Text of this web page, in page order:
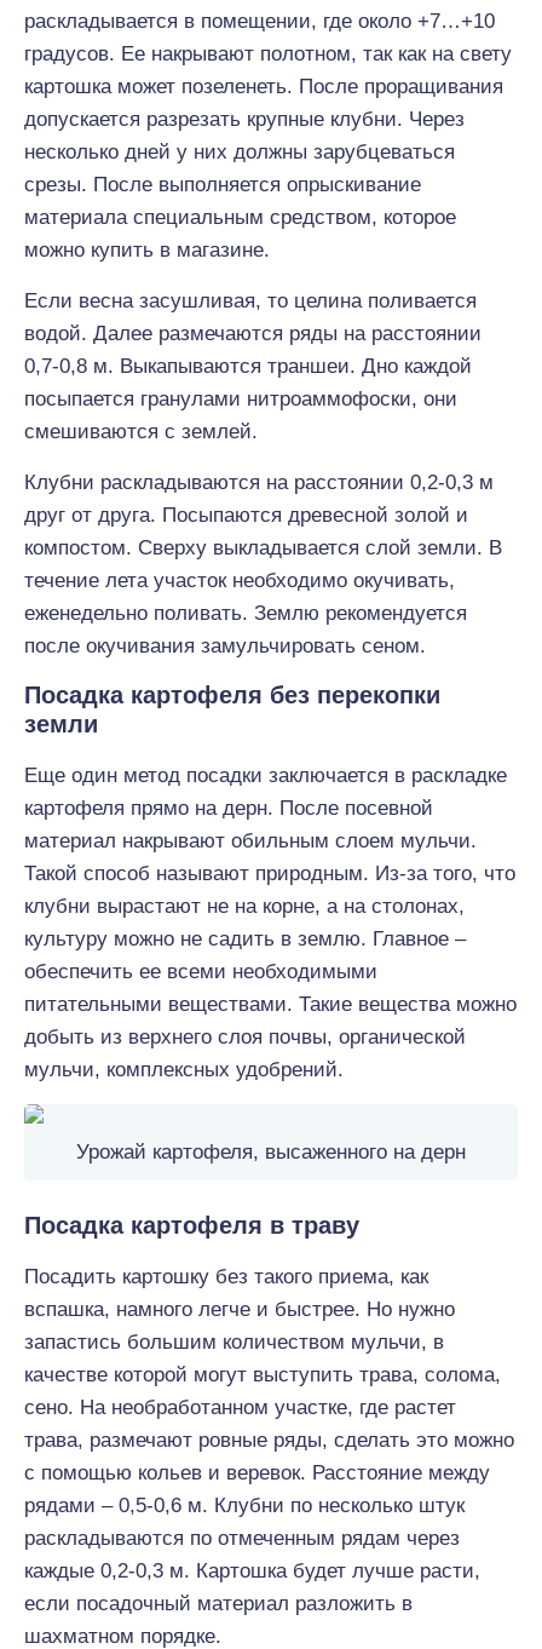
раскладывается в помещении, где около +7…+10
градусов. Ее накрывают полотном, так как на свету
картошка может позеленеть. После проращивания
допускается разрезать крупные клубни. Через
несколько дней у них должны зарубцеваться
срезы. После выполняется опрыскивание
материала специальным средством, которое
можно купить в магазине.
Если весна засушливая, то целина поливается
водой. Далее размечаются ряды на расстоянии
0,7-0,8 м. Выкапываются траншеи. Дно каждой
посыпается гранулами нитроаммофоски, они
смешиваются с землей.
Клубни раскладываются на расстоянии 0,2-0,3 м
друг от друга. Посыпаются древесной золой и
компостом. Сверху выкладывается слой земли. В
течение лета участок необходимо окучивать,
еженедельно поливать. Землю рекомендуется
после окучивания замульчировать сеном.
Посадка картофеля без перекопки
земли
Еще один метод посадки заключается в раскладке
картофеля прямо на дерн. После посевной
материал накрывают обильным слоем мульчи.
Такой способ называют природным. Из-за того, что
клубни вырастают не на корне, а на столонах,
культуру можно не садить в землю. Главное –
обеспечить ее всеми необходимыми
питательными веществами. Такие вещества можно
добыть из верхнего слоя почвы, органической
мульчи, комплексных удобрений.
Урожай картофеля, высаженного на дерн
Посадка картофеля в траву
Посадить картошку без такого приема, как
вспашка, намного легче и быстрее. Но нужно
запастись большим количеством мульчи, в
качестве которой могут выступить трава, солома,
сено. На необработанном участке, где растет
трава, размечают ровные ряды, сделать это можно
с помощью кольев и веревок. Расстояние между
рядами – 0,5-0,6 м. Клубни по несколько штук
раскладываются по отмеченным рядам через
каждые 0,2-0,3 м. Картошка будет лучше расти,
если посадочный материал разложить в
шахматном порядке.